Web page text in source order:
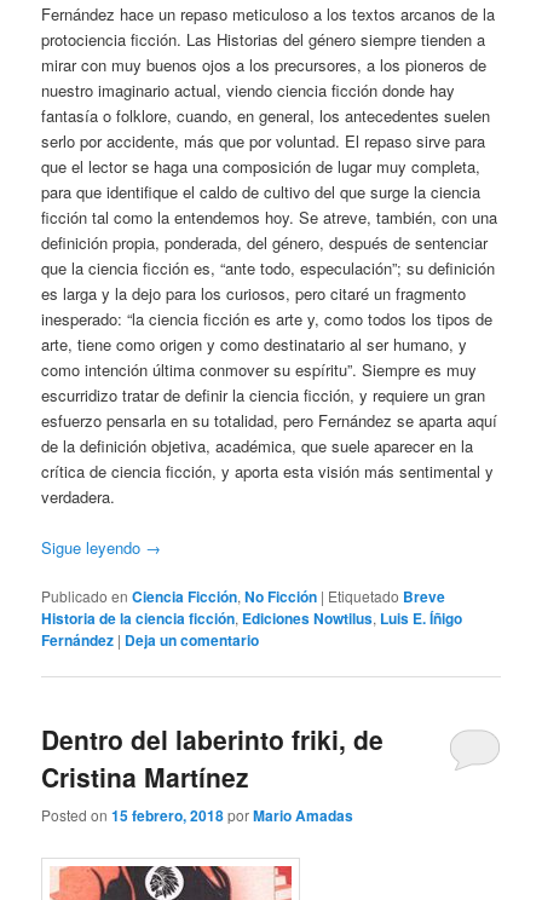
Fernández hace un repaso meticuloso a los textos arcanos de la
protociencia ficción. Las Historias del género siempre tienden a
mirar con muy buenos ojos a los precursores, a los pioneros de
nuestro imaginario actual, viendo ciencia ficción donde hay
fantasía o folklore, cuando, en general, los antecedentes suelen
serlo por accidente, más que por voluntad. El repaso sirve para
que el lector se haga una composición de lugar muy completa,
para que identifique el caldo de cultivo del que surge la ciencia
ficción tal como la entendemos hoy. Se atreve, también, con una
definición propia, ponderada, del género, después de sentenciar
que la ciencia ficción es, “ante todo, especulación”; su definición
es larga y la dejo para los curiosos, pero citaré un fragmento
inesperado: “la ciencia ficción es arte y, como todos los tipos de
arte, tiene como origen y como destinatario al ser humano, y
como intención última conmover su espíritu”. Siempre es muy
escurridizo tratar de definir la ciencia ficción, y requiere un gran
esfuerzo pensarla en su totalidad, pero Fernández se aparta aquí
de la definición objetiva, académica, que suele aparecer en la
crítica de ciencia ficción, y aporta esta visión más sentimental y
verdadera.
Sigue leyendo →
Publicado en Ciencia Ficción,No Ficción | Etiquetado Breve
Historia de la ciencia ficción, Ediciones Nowtilus, Luis E. Íñigo
Fernández | Deja un comentario
Dentro del laberinto friki, de
Cristina Martínez
Posted on15 febrero, 2018porMario Amadas